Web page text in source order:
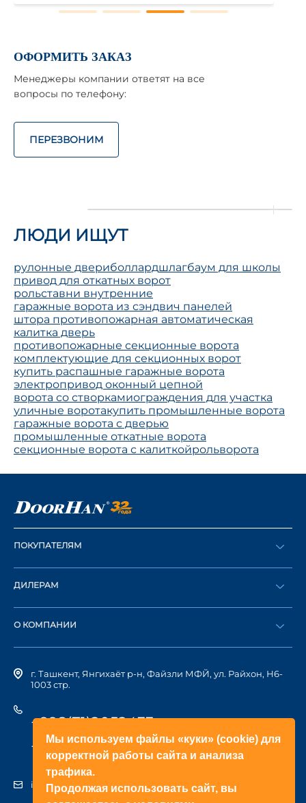
Мы используем файлы «куки» (cookie) для
корректной работы сайта и анализа
трафика.
Продолжая использовать сайт, вы
ОФОРМИТЬ ЗАКАЗ
Менеджеры компании ответят на все
вопросы по телефону:
ПЕРЕЗВОНИМ
ЛЮДИ ИЩУТ
рулонные двериболлардшлагбаум для школы
привод для откатных ворот
рольставни внутренние
гаражные ворота из сэндвич панелей
штора противопожарная автоматическая
калитка дверь
противопожарные секционные ворота
комплектующие для секционных ворот
купить распашные гаражные ворота
электропривод оконный цепной
ворота со створкамиограждения для участка
уличные воротакупить промышленные ворота
гаражные ворота с дверью
промышленные откатные ворота
секционные ворота с калиткойрольворота
ПОКУПАТЕЛЯМ
Оформить заказ
Каталог
ДИЛЕРАМ
Стать дилером
О КОМПАНИИ
История компании
г. Ташкент, Янгихаёт р-н, Файзли МФЙ, ул. Райхон, Н6-
1003 стр.
+998(71)2052433
+998(71)2052422
info@doorhan.uz